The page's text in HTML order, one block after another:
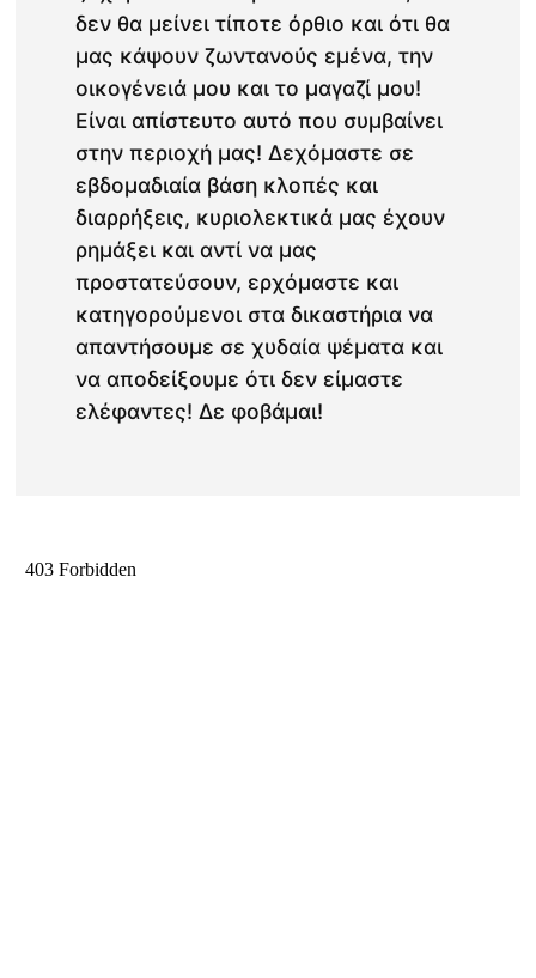
δεν θα μείνει τίποτε όρθιο και ότι θα
μας κάψουν ζωντανούς εμένα, την
οικογένειά μου και το μαγαζί μου!
Είναι απίστευτο αυτό που συμβαίνει
στην περιοχή μας! Δεχόμαστε σε
εβδομαδιαία βάση κλοπές και
διαρρήξεις, κυριολεκτικά μας έχουν
ρημάξει και αντί να μας
προστατεύσουν, ερχόμαστε και
κατηγορούμενοι στα δικαστήρια να
απαντήσουμε σε χυδαία ψέματα και
να αποδείξουμε ότι δεν είμαστε
ελέφαντες! Δε φοβάμαι!